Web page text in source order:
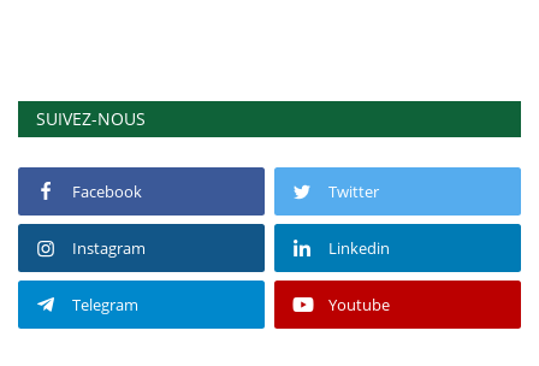
SUIVEZ-NOUS
Facebook Twitter
Instagram Linkedin
Telegram Youtube